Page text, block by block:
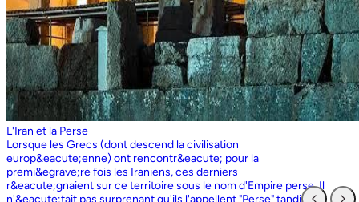
L'Iran et la Perse
Lorsque les Grecs (dont descend la civilisation europ&eacute;enne) ont rencontr&eacute; pour la premi&egrave;re fois les Iraniens, ces derniers r&eacute;gnaient sur ce territoire sous le nom d'Empire perse. Il n'&eacute;tait pas surprenant qu'ils l'appellent "Perse" tandis que les Perses, qui sont entr&eacute;s en contact pour la premi&egrave;re fois avec les Grecs ioniens, appelaient l'ensemble du territoire grec "Ionie". Aujourd'hui encore, les Iraniens utilisent le nom d'Ionie pour d&eacute;signer la Gr&egrave;ce (Yunan). La Perse ne faisait partie de l'Iran que dans la mesure o&ugrave; les Perses constituaient une partie du peuple iranien. Pourtant, elle avait parfois un sens encore plus large que l'Iran, car ce que l'on appelait historiquement la Perse ou l'empire perse comprenait non seulement un territoire beaucoup plus vaste que l'Iran actuel, mais aussi des pays et des peuples non iraniens comme l'&Eacute;gypte. "Perse" est rest&eacute; le terme europ&eacute;en pour l'Iran jusqu'en 1935, date &agrave; laquelle le gouvernement iranien a insist&eacute; pour que tous les pays appellent officiellement le pays par ce dernier nom. Mais le terme "Perse" a surv&eacute;cu et, encore aujourd'hui, pour de nombreux Occidentaux, la "Perse" a une connotation historique et culturelle beaucoup plus large que celle v&eacute;hicul&eacute;e par le terme "Iran", qu'ils confondaient parfois avec l'Irak. Beaucoup ne savent plus que l'Iran et la Perse sont la m&ecirc;me chose, pensant que l'Iran est aussi un pays arabe ! L'Iran actuel fait partie du plateau iranien, beaucoup plus vaste, dont l'ensemble a parfois fait partie de l'empire perse. Le pays est vaste, plus grand que le Royaume-Uni, la France, l'Espagne et l'Allemagne r&eacute;unis. Il est accident&eacute; et aride et, &agrave; l'exception de deux r&eacute;gions de plaine, il est constitu&eacute; de montagnes et de d&eacute;serts. Il y a deux grandes rang&eacute;es de montagnes, l'Alborz au nord, qui s'&eacute;tend du Caucase au nord-ouest jusqu'au Khorasan &agrave; l'est, et le Zagros, qui s'&eacute;tend de l'ouest au sud-est. Les grands d&eacute;serts, Dasht-e-Kavir et Dasht-e-Lut, tous deux situ&eacute;s &agrave; l'est, sont pratiquement inhabitables. Les deux r&eacute;gions de plaine sont le littoral de la mer Caspienne, qui se trouve au-dessous du niveau de la mer, a un climat subtropical et est couvert de for&ecirc;ts tropicales, et la plaine du Khuzestan au sud-ouest, qui est une continuation des terres fertiles de la M&eacute;sopotamie et est arros&eacute;e par le seul grand fleuve d'Iran, le Karun. Ainsi, la terre est abondante mais l'eau est rare, contrairement &agrave; un pays comme la Hollande o&ugrave; la terre est rare mais l'eau abondante. La raret&eacute; de l'eau a jou&eacute; un r&ocirc;le majeur non seulement en influen&ccedil;ant la nature et les syst&egrave;mes de l'agriculture iranienne, mais aussi un certain nombre de facteurs sociologiques cl&eacute;s, y compris la cause et la nature des &Eacute;tats iraniens. L'&eacute;tendue des montagnes et du d&eacute;sert a naturellement divis&eacute; la population iranienne en groupes relativement isol&eacute;s. Mais l'aridit&eacute; a jou&eacute; un r&ocirc;le encore plus important &agrave; cet &eacute;gard, et ce au niveau des plus petites unit&eacute;s sociales. Dans la majeure partie du pays, l'agriculture et l'&eacute;levage du b&eacute;tail n'&eacute;taient possibles que l&agrave; o&ugrave; l'eau de pluie naturelle, un petit ruisseau, un canal d'eau souterrain, appel&eacute; Qanat, ou une combinaison de ces &eacute;l&eacute;ments fournissait l'approvisionnement minimal n&eacute;cessaire en eau. Le Qanat ou Kariz est un d&eacute;veloppement ing&eacute;nieux des temps anciens, qui remonte &agrave; bien avant la fondation de l'empire perse. &Agrave; partir d'une nappe phr&eacute;atique existante dans les hautes terres, un tunnel est creus&eacute; sous le sol, en pente descendante vers les basses terres (pr&egrave;s des fermes environnantes) o&ugrave; il remonte &agrave; la surface. L'eau qui s'&eacute;coule de la source par gravit&eacute; est ensuite distribu&eacute;e par d'&eacute;troits canaux l&agrave; o&ugrave; elle est n&eacute;cessaire pour l'irrigation et d'autres usages. Le peuple iranien &Agrave; l'origine, les Iraniens &eacute;taient plus une ethnie qu'une nation et les perses se comptaient comme un groupe parmi un bon nombre des Iraniens. A part le pays qui s'appelle aujourd'hui l'Iran, l'Afghanistan et le Tadjikistan appartiennent &eacute;galement &agrave; un territoire iranien plus large dans leurs concepts historiques et culturels. En plus la domaine culturelle iranienne d&eacute;passe encore plus loin que la fronti&egrave;re de l&rsquo;ensemble de ces trois pays et s'&eacute;tendant jusqu&rsquo;au cot&eacute; nordique de l'Inde, l'Ouzb&eacute;kistan, le Turkm&eacute;nistan, le Caucase et l'Anatolie : Aujourd&rsquo;hui , c&rsquo;est ce que l&rsquo;on appelle &lsquo;&rsquo; Monde Persan&rsquo;&rsquo; La langue persane est une des langues iraniennes, alors qu&rsquo;il en existe d'autres vari&eacute;t&eacute;s dont le kurde et le pashto. En Iran, certaines langues locales sont encore parl&eacute;es en tant que des langues vivantes tandis que d&rsquo;autre langues r&eacute;gionales que l&rsquo;iranienne sont &eacute;galement parl&eacute;s en Iran tels que le turc et l&rsquo;arabe. En plus, d'autres formats de la langue persane sont parl&eacute;es en Afghanistan et au Tadjikistan, si bien que les r&eacute;sidents dans ces trois pays arrivent &agrave; se comprendre lors de la conversation et de la communication litt&eacute;raire. Egalement d'autres dialectes persans sont parl&eacute;s en Iran. A vraie dire , n&rsquo;importe quel argument &agrave; propos de l&rsquo;histoire de l&rsquo;Iran, de son &eacute;conomie et de sa politique ne serait pas raisonnable sauf qu&rsquo;on puisse tenir en compte les nomades qui ont &eacute;tabli leurs royaume &agrave; partir de l&rsquo;&eacute;poque des Perses au Qajars qui r&eacute;gnaient jusuq&rsquo;aux20&egrave;me si&egrave;cle. Suit &agrave; la recherches des p&acirc;turages encore plus verts et des sols fertils, diff&eacute;rents &eacute;thnies comme le turques, sont partis vers les r&eacute;gions au nord, nord-est et l&rsquo;est de la Perse . Apr&egrave;s avoir s&rsquo;h&eacute;berger , ils fallait qu&rsquo;ils se pr&eacute;par&egrave;rent pour faire face aux &eacute;nemies etrang&egrave;res . La s&egrave;cheresse, l&rsquo;aridit&eacute; et la densit&eacute; de la population dan leurs propres r&eacute;gions fut la cause de l&rsquo;immigration vers la Perse. D&rsquo;autre part la manqu&eacute; de la pluie et l&rsquo;aridit&eacute; en Iran causait la miragartion des gens vers des r&eacute;gions plus verts : ils se d&eacute;pla&ccedil;aient tous les ann&eacute;es, pour aller vers les r&eacute;gions o&ugrave; il faisait agr&eacute;able pendant l&rsquo;hiver et des r&eacute;gions o&ugrave; le climat faisait moins chaud au cours de l&rsquo;&eacute;t&eacute;. En comparaison avec les les s&eacute;dentaires, les nomades ont des puissances militaires et ils sont plus dynamiques, et plus nombreux que les villageoises qu'ils attaquaient. Ces particularit&eacute;s permettent &agrave; une tribu ou &agrave; un ensemble de tribus de faire diriger les autres vers la formation d&rsquo;un &eacute;tat central : Ensuite il faisait les n&eacute;cessaires pour collecter directement ou via un moyen indirect, la totalit&eacute; des produits agricoles exc&eacute;dentaires pour fournir les affaires financi&egrave;res. Ainsi il devient un &eacute;tat central et capable &agrave; taille de contr&ocirc;ler, d'administrer et de d&eacute;fendre ses vastes territoires. La plupart des souverains iraniens se d&eacute;pla&ccedil;aient la plupart du temps et cette caract&eacute;ristique est racin&eacute; dans leurs origines et leurs esprits. Par exemple les Ach&eacute;m&eacute;nides dirigeaient leurs trois capitales et se d&eacute;pla&ccedil;aient entre : Suse, Pers&eacute;polis et Ecbatane et parfois quatre si on fait inclure la Babylon. D&egrave;s le d&eacute;but ; tous les gouvernements iraniens jusqu&rsquo;au 20&egrave;me si&egrave;cle, on &eacute;t&eacute; fond&eacute;s par des tribus nomades et apr&egrave;s avoir &ecirc;tre uni au sein du gouvernement , il fallait se pr&eacute;parer pour faire face aux d&eacute;fis comme l&rsquo;invasion des nomades dans le pays et ceux qui pourraient attaquer depuis des terres au-del&agrave; des fronti&egrave;res. D'une mani&egrave;re historique, l'Iran a &eacute;t&eacute; le carrefour entre l'Asie et l'Europe, l'Est et l'Ouest. Les personnes, les biens ainsi que les croyances, les normes et produits culturels y sont pass&eacute;s, g&eacute;n&eacute;ralement d'est en ouest, mais pas toujours. L'influence orientale &eacute;tait telle que beaucoup des anciens mythes et l&eacute;gendes iraniens provenaient des terres orientales de l'Iran, bien que l'islam et les Arabes soient venus de la direction oppos&eacute;e. Cette situation g&eacute;ographique particuli&egrave;re a donn&eacute; lieu &agrave; ce que l'on peut appeler &laquo; l'effet carrefour &raquo;, &agrave; la fois d&eacute;stabilisant et enrichissant le pays ; rendant ses habitants hospitaliers et amicaux envers les &eacute;trangers et aussi tr&egrave;s conscients de leur particularit&eacute;. L'une des cons&eacute;quences de l'effet de carrefour est le fait que l'Iran est maintenant peupl&eacute; d&rsquo;une vari&eacute;t&eacute; de communaut&eacute;s ethniques et linguistiques incluant ceux dont la langue maternelle est le persan, ainsi que les Kurdes, les Turcs, les Arabes, les Baloutches, etc. On rencontre les Turcophones dans la r&eacute;gion Nord-ouest de l'Azerba&iuml;djan, aujourd'hui divis&eacute;e en plusieurs provinces, &agrave; la fronti&egrave;re de la Turquie et du Caucase. D'autres peuples turcophones, comme les Turkm&egrave;nes du Centre-nord-est et les tribus turcophones comm